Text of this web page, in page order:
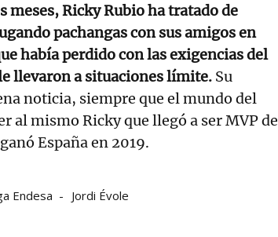
meses, Ricky Rubio ha tratado de
pachangas con sus amigos en
había perdido con las exigencias del
llevaron a situaciones límite. Su
noticia, siempre que el mundo del
al mismo Ricky que llegó a ser MVP de
España en 2019.
Endesa Jordi Évole